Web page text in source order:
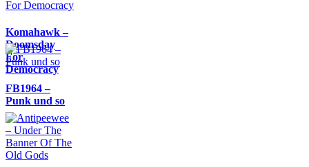
Komahawk –
Doomsday
For
Democracy
FB1964 –
Punk und so